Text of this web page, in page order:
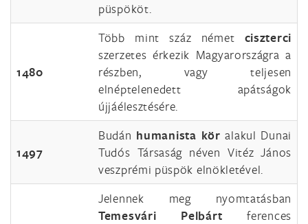
püspököt.
1480
Több mint száz német ciszterci
szerzetes érkezik Magyarországra a
részben, vagy teljesen
elnéptelenedett apátságok
újjáélesztésére.
1497
Budán humanista kör alakul Dunai
Tudós Társaság néven Vitéz János
veszprémi püspök elnökletével.
Jelennek meg nyomtatásban
Temesvári Pelbárt ferences